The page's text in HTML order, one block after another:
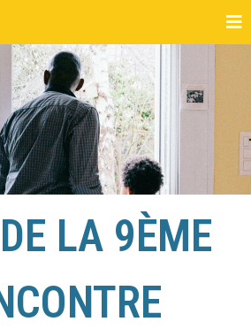
LA 9ÈME